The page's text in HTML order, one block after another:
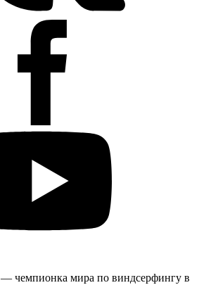
чемпионка мира по виндсерфингу в